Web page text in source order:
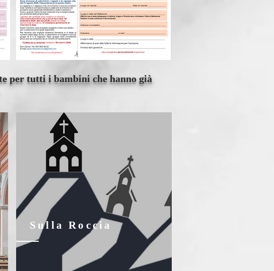
per tutti i bambini che hanno già
Sulla Roccia